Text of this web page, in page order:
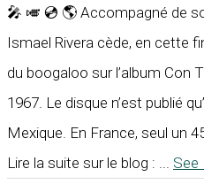
🎤 🎺 💿 🌎 Accompagné de
Ismael Rivera cède, en cette
du boogaloo sur l’album Con
1967. Le disque n’est publié
Mexique. En France, seul un
Lire la suite sur le blog : ... See